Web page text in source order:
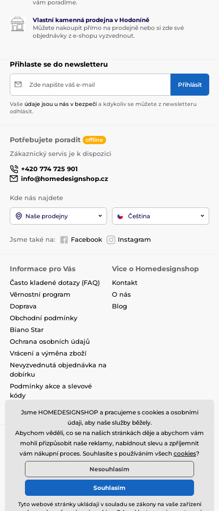
vám poradíme.
Vlastní kamenná prodejna v Hodoníně
Můžete nakoupit přímo na prodejně nebo si zde své
objednávky z e-shopu vyzvednout.
Přihlaste se do newsletteru
Zde napište váš e-mail Přihlásit
Vaše údaje jsou u nás v bezpečí a kdykoliv se můžete z newsletteru
odhlásit.
Potřebujete poradit offline
Zákaznický servis je k dispozici
+420 774 725 901
info@homedesignshop.cz
Kde nás najdete
Naše prodejny Čeština
Jsme také na: Facebook Instagram
Informace pro Vás
Často kladené dotazy (FAQ)
Věrnostní program
Doprava
Obchodní podmínky
Biano Star
Ochrana osobních údajů
Vrácení a výměna zboží
Nevyzvednutá objednávka na
dobírku
Podmínky akce a slevové
kódy
Vice o Homedesignshop
Kontakt
O nás
Blog
Jsme HOMEDESIGNSHOP a pracujeme s cookies a osobními
údaji, aby naše služby běžely.
Abychom věděli, co se na našich stránkách děje a abychom vám
mohli přizpůsobit naše reklamy, nabídnout slevu a zpříjemnit
vám nákupní proces. Souhlasíte s používáním všech cookies?
Nesouhlasím
Souhlasím
Tyto webové stránky ukládají v souladu se zákony na vaše zařízení